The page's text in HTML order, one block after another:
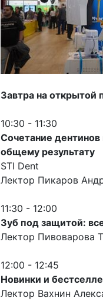
Завтра на
10:30 - 11:30
Сочетание дентинов
общему результату
STI Dent
Лектор Пикаров
11:30 - 12:00
Зуб под защитой:
Лектор Пивоварова
12:00 - 12:45
Новинки и
Лектор Вахнин